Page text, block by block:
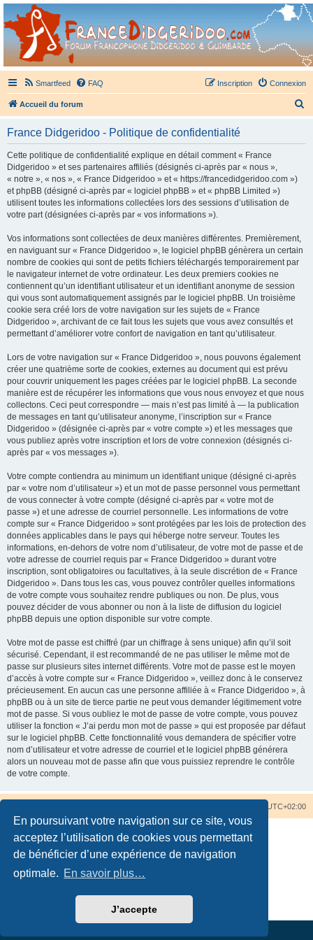
En poursuivant votre navigation sur ce site, vous
acceptez l’utilisation de cookies vous permettant
de bénéficier d’une expérience de navigation
optimale. En savoir plus…
J’accepte
France Didgeridoo
Didgeridoo et Guimbarde sur France Didgeridoo - retrouvez la communauté.
Smartfeed FAQ Connexion
Inscription
Accueil du forum
France Didgeridoo - Politique de confidentialité
Cette politique de confidentialité explique en détail comment « France
Didgeridoo » et ses partenaires affiliés (désignés ci-après par « nous »,
« notre », « nos », « France Didgeridoo » et « https://francedidgeridoo.com »)
et phpBB (désigné ci-après par « logiciel phpBB » et « phpBB Limited »)
utilisent toutes les informations collectées lors des sessions d’utilisation de
votre part (désignées ci-après par « vos informations »).
Vos informations sont collectées de deux manières différentes. Premièrement,
en naviguant sur « France Didgeridoo », le logiciel phpBB génèrera un certain
nombre de cookies qui sont de petits fichiers téléchargés temporairement par
le navigateur internet de votre ordinateur. Les deux premiers cookies ne
contiennent qu’un identifiant utilisateur et un identifiant anonyme de session
qui vous sont automatiquement assignés par le logiciel phpBB. Un troisième
cookie sera créé lors de votre navigation sur les sujets de « France
Didgeridoo », archivant de ce fait tous les sujets que vous avez consultés et
permettant d’améliorer votre confort de navigation en tant qu’utilisateur.
Lors de votre navigation sur « France Didgeridoo », nous pouvons également
créer une quatrième sorte de cookies, externes au document qui est prévu
pour couvrir uniquement les pages créées par le logiciel phpBB. La seconde
manière est de récupérer les informations que vous nous envoyez et que nous
collectons. Ceci peut correspondre — mais n’est pas limité à — la publication
de messages en tant qu’utilisateur anonyme, l’inscription sur « France
Didgeridoo » (désignée ci-après par « votre compte ») et les messages que
vous publiez après votre inscription et lors de votre connexion (désignés ci-
après par « vos messages »).
Votre compte contiendra au minimum un identifiant unique (désigné ci-après
par « votre nom d’utilisateur ») et un mot de passe personnel vous permettant
de vous connecter à votre compte (désigné ci-après par « votre mot de
passe ») et une adresse de courriel personnelle. Les informations de votre
compte sur « France Didgeridoo » sont protégées par les lois de protection des
données applicables dans le pays qui héberge notre serveur. Toutes les
informations, en-dehors de votre nom d’utilisateur, de votre mot de passe et de
votre adresse de courriel requis par « France Didgeridoo » durant votre
inscription, sont obligatoires ou facultatives, à la seule discrétion de « France
Didgeridoo ». Dans tous les cas, vous pouvez contrôler quelles informations
de votre compte vous souhaitez rendre publiques ou non. De plus, vous
pouvez décider de vous abonner ou non à la liste de diffusion du logiciel
phpBB depuis une option disponible sur votre compte.
Votre mot de passe est chiffré (par un chiffrage à sens unique) afin qu’il soit
sécurisé. Cependant, il est recommandé de ne pas utiliser le même mot de
passe sur plusieurs sites internet différents. Votre mot de passe est le moyen
d’accès à votre compte sur « France Didgeridoo », veillez donc à le conservez
précieusement. En aucun cas une personne affiliée à « France Didgeridoo », à
phpBB ou à un site de tierce partie ne peut vous demander légitimement votre
mot de passe. Si vous oubliez le mot de passe de votre compte, vous pouvez
utiliser la fonction « J’ai perdu mon mot de passe » qui est proposée par défaut
sur le logiciel phpBB. Cette fonctionnalité vous demandera de spécifier votre
nom d’utilisateur et votre adresse de courriel et le logiciel phpBB générera
alors un nouveau mot de passe afin que vous puissiez reprendre le contrôle
de votre compte.
UTC+02:00
Traduction française officielle©
Confidentialité